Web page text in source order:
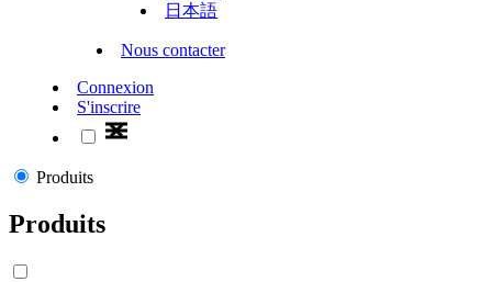
日本語
Nous contacter
Connexion
S'inscrire
Produits
Produits